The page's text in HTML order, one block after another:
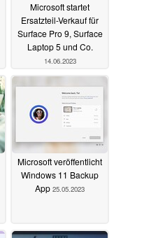
Microsoft startet
Ersatzteil-Verkauf für
Surface Pro 9, Surface
Laptop 5 und Co.
14.06.2023
Microsoft veröffentlicht
Windows 11 Backup
App 25.05.2023